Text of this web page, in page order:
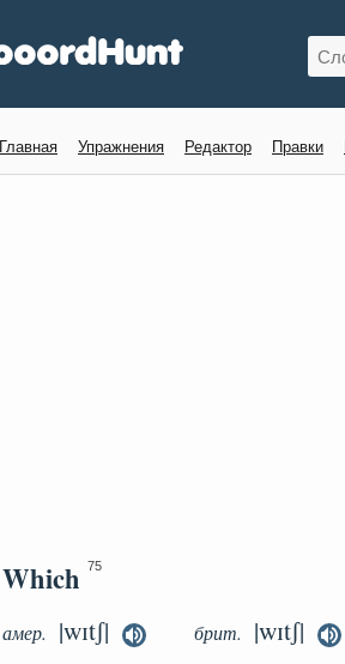
Главная Упражнения Редактор Правки
Which 75
амер. |wɪtʃ| брит. |wɪtʃ|